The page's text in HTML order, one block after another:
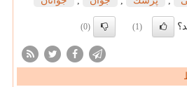
(1)
(0)